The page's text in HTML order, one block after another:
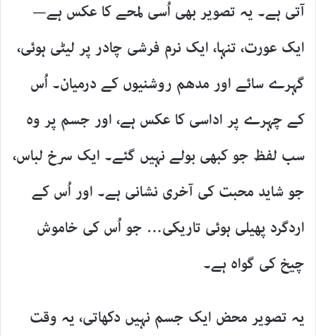
آتی ہے۔ یہ تصویر بھی اُسی لمحے کا عکس ہے—
ایک عورت، تنہا، ایک نرم فرشی چادر پر لیٹی ہوئی،
گہرے سائے اور مدھم روشنیوں کے درمیان۔ اُس
کے چہرے پر اداسی کا عکس ہے، اور جسم پر وہ
سب لفظ جو کبھی بولے نہیں گئے۔ ایک سرخ لباس،
جو شاید محبت کی آخری نشانی ہے۔ اور اُس کے
اردگرد پھیلی ہوئی تاریکی… جو اُس کی خاموش
چیخ کی گواہ ہے۔
یہ تصویر محض ایک جسم نہیں دکھاتی، یہ وقت